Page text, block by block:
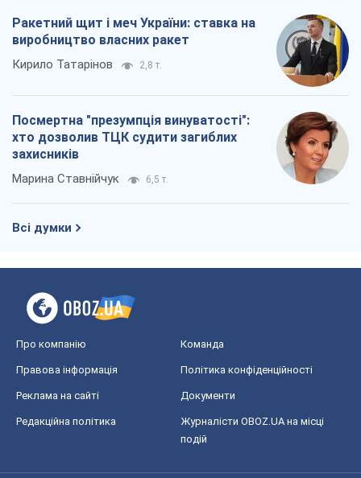
Ракетний щит і меч України: ставка на
виробництво власних ракет
Кирило Татарінов 2,8 т.
Посмертна "презумпція винуватості":
хто дозволив ТЦК судити загиблих
захисників
Марина Ставнійчук 6,5 т.
Всі думки
Про компанію Команда
Правова інформація Політика конфіденційності
Реклама на сайті Документи
Редакційна політика
Журналісти OBOZ.UA на місці
подій